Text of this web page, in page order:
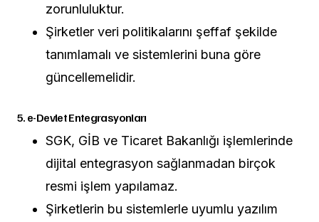
zorunluluktur.
Şirketler veri politikalarını şeffaf şekilde
tanımlamalı ve sistemlerini buna göre
güncellemelidir.
5. e-Devlet Entegrasyonları
SGK, GİB ve Ticaret Bakanlığı işlemlerinde
dijital entegrasyon sağlanmadan birçok
resmi işlem yapılamaz.
Şirketlerin bu sistemlerle uyumlu yazılım